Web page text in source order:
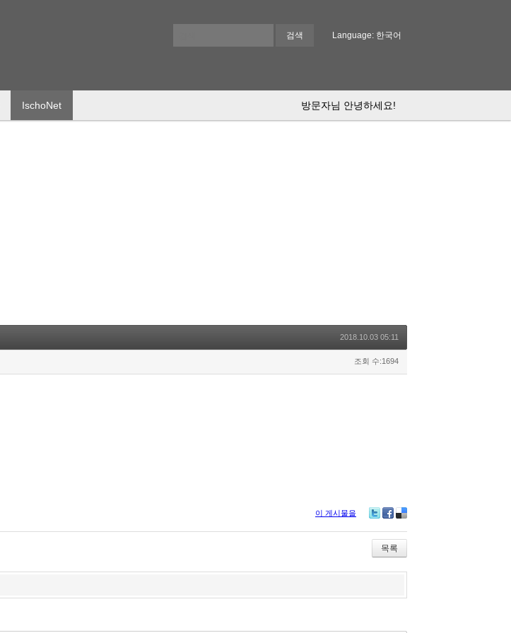
Language: 한국어
방문자님 안녕하세요!
IschoNet
2018.10.03 05:11
조회 수:1694
이 게시물을
목록